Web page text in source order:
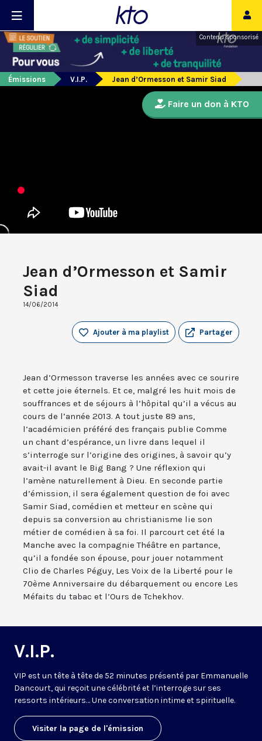
Contenu sponsorisé
Émissions V.I.P. Jean d’Ormesson et Samir Siad
Jean d’Ormesson et Samir
Siad
14/06/2014
Partager
Ajouter à ma playlist
Jean d’Ormesson traverse les années avec ce sourire
et cette joie éternels. Et ce, malgré les huit mois de
souffrances et de séjours à l’hôpital qu’il a vécus au
cours de l’année 2013. A tout juste 89 ans,
l’académicien préféré des français publie Comme
un chant d’espérance, un livre dans lequel il
s’interroge sur l’origine des origines, à savoir qu’y
avait-il avant le Big Bang ? Une réflexion qui
l’amène naturellement à Dieu. En seconde partie
d’émission, il sera également question de foi avec
Samir Siad, comédien et metteur en scène qui
depuis sa conversion au christianisme lie son
métier de comédien à sa foi. Il parcourt cet été la
Manche avec la compagnie Théâtre en partance,
qu’il a fondée son épouse, pour jouer notamment
Clio de Charles Péguy, Les Voix de la Liberté pour le
70ème Anniversaire du débarquement ou encore Les
Méfaits du tabac et l’Ours de Tchekhov.
V.I.P.
VIP est un tête à tête de 52 minutes présenté par Emmanuelle
Dancourt, qui reçoit une célébrité et l’interroge sur ses
ressorts intérieurs… Une conversation intime et spirituelle.
Visiter la page de l'émission
Faire un don à KTO